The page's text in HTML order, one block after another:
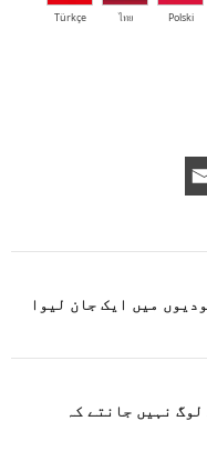
Polski
ไทย
Türkçe
میں ایک جان لیوا
لوگ نہیں جانتے کہ